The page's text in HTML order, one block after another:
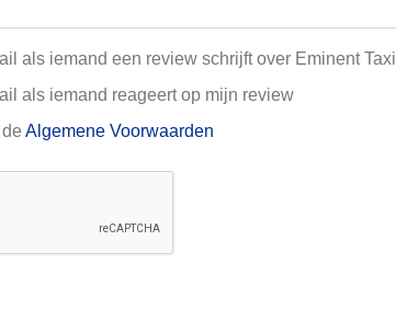
als iemand een review schrijft over Eminent Taxi
als iemand reageert op mijn review
Algemene Voorwaarden